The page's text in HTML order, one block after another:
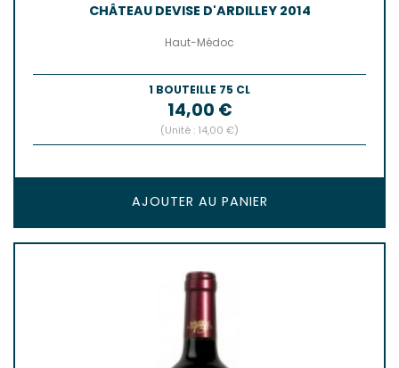
CHÂTEAU DEVISE D'ARDILLEY 2014
Haut-Médoc
1 BOUTEILLE 75 CL
Prix
14,00 €
(Unité : 14,00 €)
AJOUTER AU PANIER